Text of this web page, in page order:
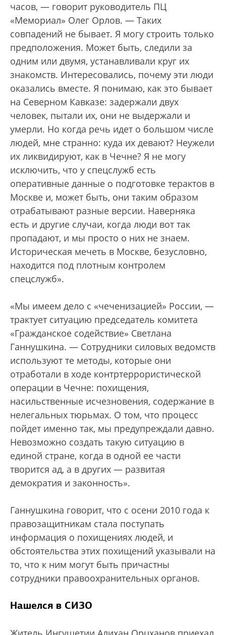
часов, — говорит руководитель ПЦ
«Мемориал» Олег Орлов. — Таких
совпадений не бывает. Я могу строить только
предположения. Может быть, следили за
одним или двумя, устанавливали круг их
знакомств. Интересовались, почему эти люди
оказались вместе. Я понимаю, как это бывает
на Северном Кавказе: задержали двух
человек, пытали их, они не выдержали и
умерли. Но когда речь идет о большом числе
людей, мне странно: куда их девают? Неужели
их ликвидируют, как в Чечне? Я не могу
исключить, что у спецслужб есть
оперативные данные о подготовке терактов в
Москве и, может быть, они таким образом
отрабатывают разные версии. Наверняка
есть и другие случаи, когда люди вот так
пропадают, и мы просто о них не знаем.
Историческая мечеть в Москве, безусловно,
находится под плотным контролем
спецслужб».
«Мы имеем дело с «чеченизацией» России, —
трактует ситуацию председатель комитета
«Гражданское содействие» Светлана
Ганнушкина. — Сотрудники силовых ведомств
используют те методы, которые они
отработали в ходе контртеррористической
операции в Чечне: похищения,
насильственные исчезновения, содержание в
нелегальных тюрьмах. О том, что процесс
пойдет именно так, мы предупреждали давно.
Невозможно создать такую ситуацию в
единой стране, когда в одной ее части
творится ад, а в других — развитая
демократия и законность».
Ганнушкина говорит, что с осени 2010 года к
правозащитникам стала поступать
информация о похищениях людей, и
обстоятельства этих похищений указывали на
то, что к ним могут быть причастны
сотрудники правоохранительных органов.
Нашелся в СИЗО